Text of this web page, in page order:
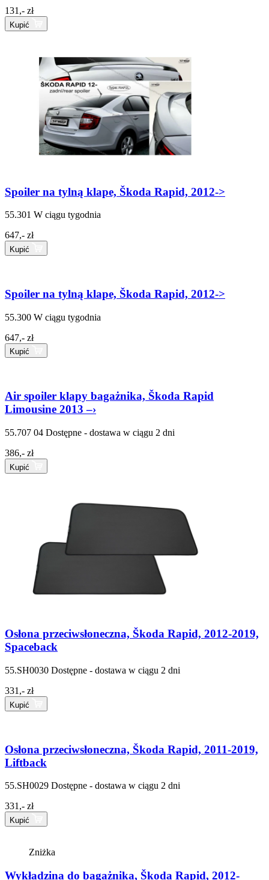
131,- zł
Kupić
Spoiler na tylną klape, Škoda Rapid, 2012->
55.301 W ciągu tygodnia
647,- zł
Kupić
Spoiler na tylną klape, Škoda Rapid, 2012->
55.300 W ciągu tygodnia
647,- zł
Kupić
Air spoiler klapy bagażnika, Škoda Rapid
Limousine 2013 –›
55.707 04 Dostępne - dostawa w ciągu 2 dni
386,- zł
Kupić
Osłona przeciwsłoneczna, Škoda Rapid, 2012-2019,
Spaceback
55.SH0030 Dostępne - dostawa w ciągu 2 dni
331,- zł
Kupić
Osłona przeciwsłoneczna, Škoda Rapid, 2011-2019,
Liftback
55.SH0029 Dostępne - dostawa w ciągu 2 dni
331,- zł
Kupić
Zniżka
Wykładzina do bagażnika, Škoda Rapid, 2012-